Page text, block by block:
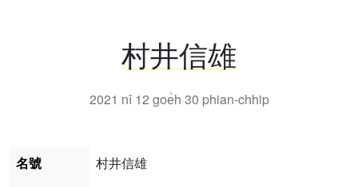
村井信雄
2021 nî 12 goe̍h 30 phian-chhip
名號 村井信雄